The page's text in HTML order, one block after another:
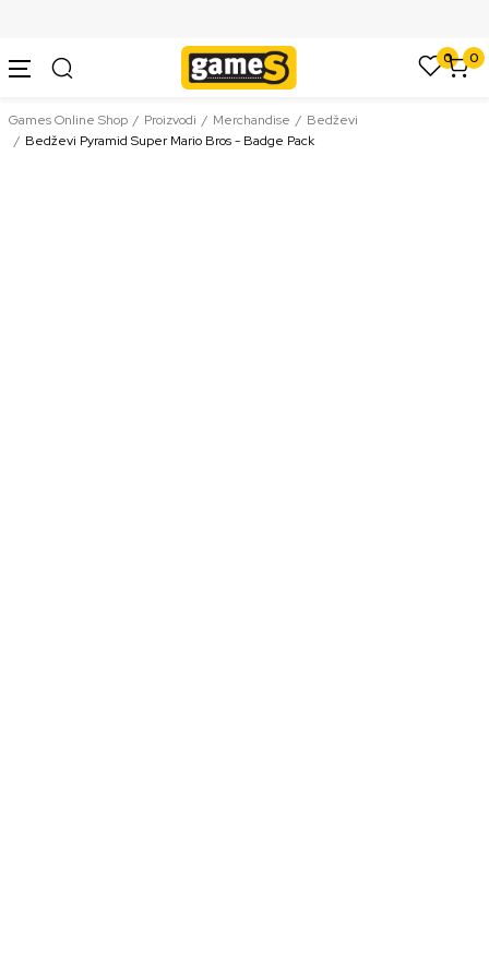
0 0
Games Online Shop Proizvodi Merchandise
Bedževi
Bedževi Pyramid Super Mario Bros - Badge Pack